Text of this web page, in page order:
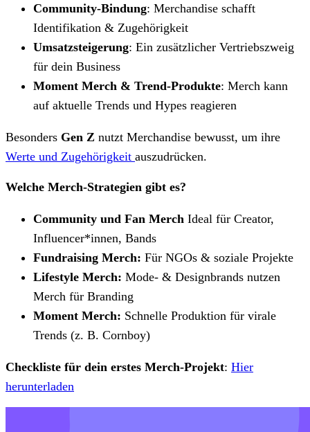
Community-Bindung: Merchandise schafft
Identifikation & Zugehörigkeit
Umsatzsteigerung: Ein zusätzlicher Vertriebszweig
für dein Business
Moment Merch & Trend-Produkte: Merch kann
auf aktuelle Trends und Hypes reagieren
Besonders Gen Z nutzt Merchandise bewusst, um ihre
Werte und Zugehörigkeit auszudrücken.
Welche Merch-Strategien gibt es?
Community und Fan Merch Ideal für Creator,
Influencer*innen, Bands
Fundraising Merch: Für NGOs & soziale Projekte
Lifestyle Merch: Mode- & Designbrands nutzen
Merch für Branding
Moment Merch: Schnelle Produktion für virale
Trends (z. B. Cornboy)
Checkliste für dein erstes Merch-Projekt: Hier
herunterladen